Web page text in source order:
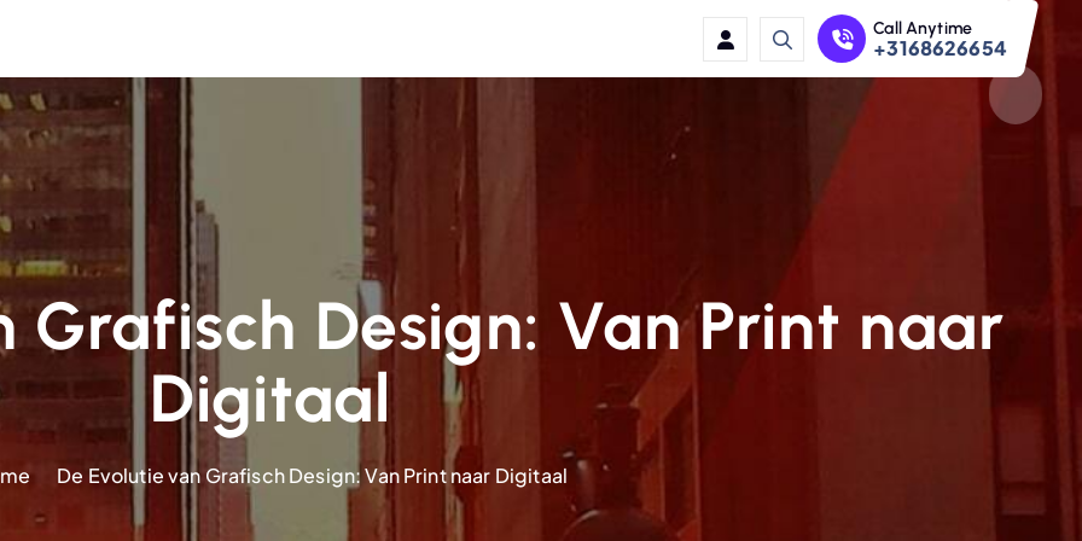
Call Anytime
+3168626654
Grafisch Design: Van Print naar
Digitaal
De Evolutie van Grafisch Design: Van Print naar Digitaal